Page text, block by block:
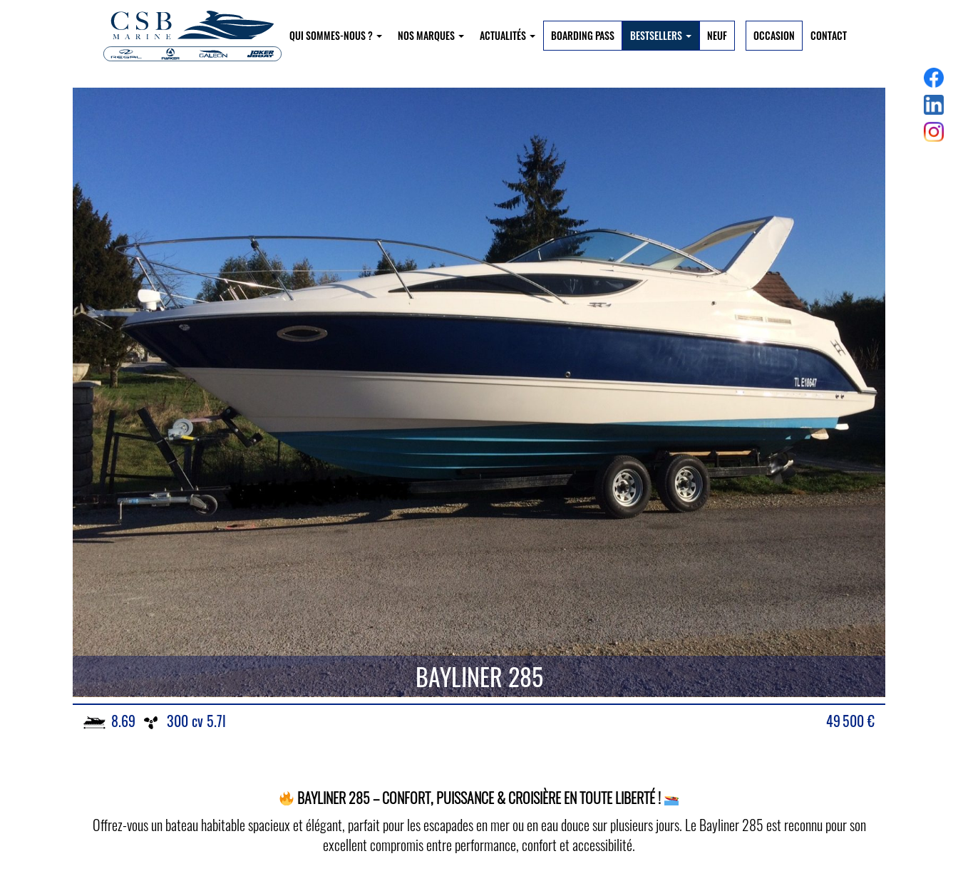
QUI SOMMES-NOUS ? NOS MARQUES ACTUALITÉS BOARDING PASS BESTSELLERS NEUF OCCASION CONTACT
BAYLINER 285
8.69 300 cv 5.7l 49 500€
BAYLINER 285 – CONFORT, PUISSANCE & CROISIÈRE EN TOUTE LIBERTÉ !
Offrez-vous un bateau habitable spacieux et élégant, parfait pour les escapades en mer ou en eau douce sur plusieurs jours. Le Bayliner285 est reconnu pour son
excellent compromis entre performance, confort et accessibilité.